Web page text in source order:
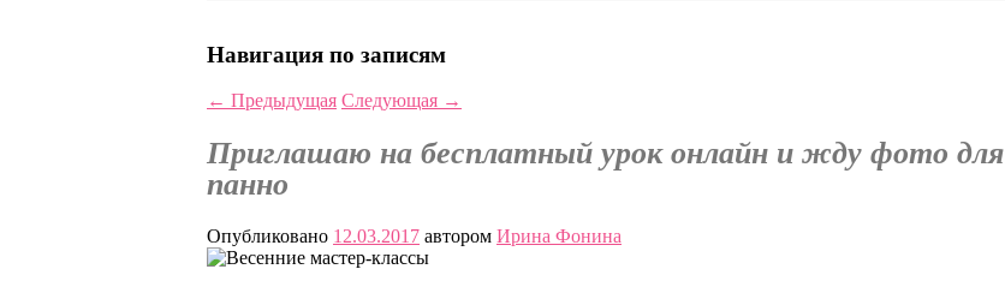
Навигация по записям
← Предыдущая Следующая →
Приглашаю на бесплатный урок онлайн и жду фото для
панно
Опубликовано 12.03.2017 автором Ирина Фонина